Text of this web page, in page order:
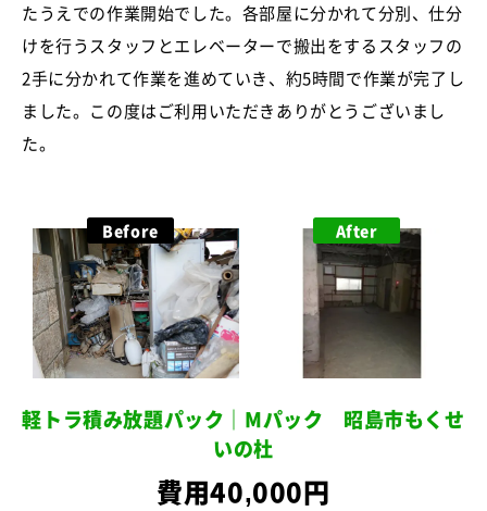
たうえでの作業開始でした。各部屋に分かれて分別、仕分
けを行うスタッフとエレベーターで搬出をするスタッフの
2手に分かれて作業を進めていき、約5時間で作業が完了し
ました。この度はご利用いただきありがとうございまし
た。
Before After
軽トラ積み放題パック｜Mパック 昭島市もくせ
いの杜
費用40,000円